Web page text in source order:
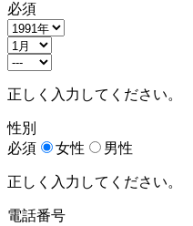
必須
正しく入力してください。
性別
必須
女性 男性
正しく入力してください。
電話番号